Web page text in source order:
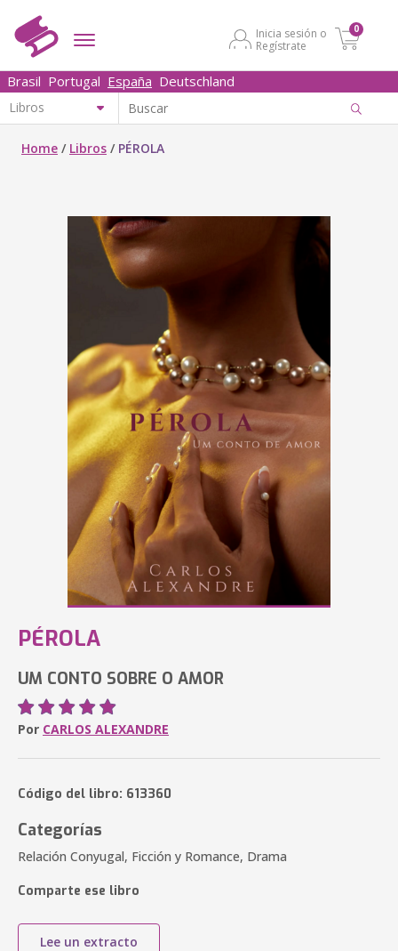
Inicia sesión o
Regístrate
0
Brasil Portugal España Deutschland
Home / Libros / PÉROLA
PÉROLA
UM CONTO SOBRE O AMOR
Por CARLOS ALEXANDRE
Código del libro: 613360
Categorías
Relación Conyugal, Ficción y Romance, Drama
Comparte ese libro
Lee un extracto